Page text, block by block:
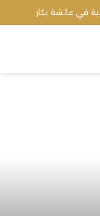
في عائشة بكار